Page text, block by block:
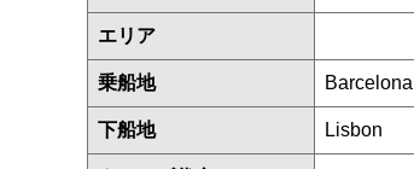
エリア
乗船地 Barcelona
下船地 Lisbon